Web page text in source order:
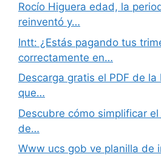
Rocío Higuera edad, la
reinventó y…
Intt: ¿Estás pagando tus
correctamente en…
Descarga gratis el PDF de
que…
Descubre cómo simplificar
de…
Www ucs gob ve planilla de